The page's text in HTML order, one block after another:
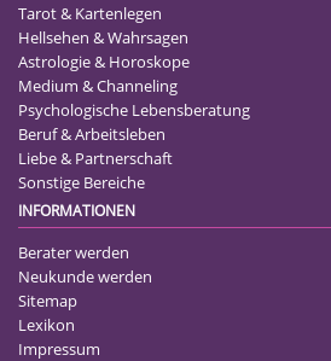
Tarot & Kartenlegen
Hellsehen & Wahrsagen
Astrologie & Horoskope
Medium & Channeling
Psychologische Lebensberatung
Beruf & Arbeitsleben
Liebe & Partnerschaft
Sonstige Bereiche
INFORMATIONEN
Berater werden
Neukunde werden
Sitemap
Lexikon
Impressum